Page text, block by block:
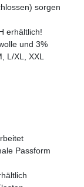
sorgen
erhältlich!
und 3%
L/XL, XXL
Passform